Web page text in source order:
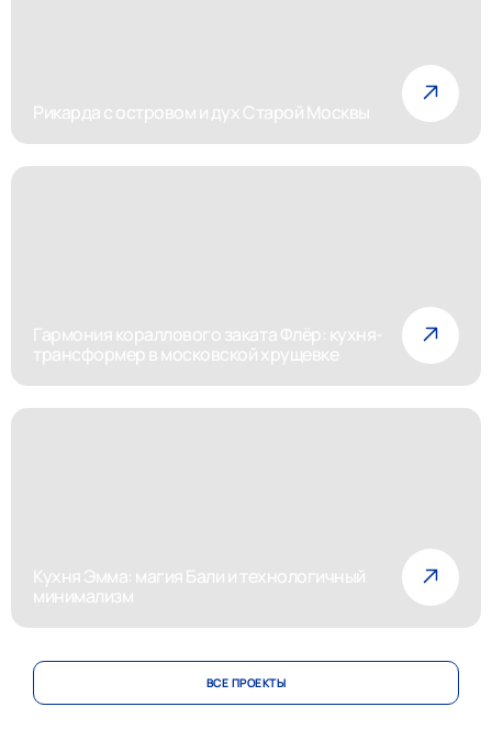
Рикарда с островом и дух Старой Москвы
Гармония кораллового заката Флёр: кухня-
трансформер в московской хрущевке
Кухня Эмма: магия Бали и технологичный
минимализм
ВСЕ ПРОЕКТЫ